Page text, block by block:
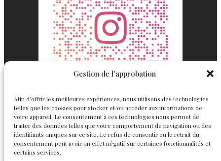
Gestion de l'approbation
Afin d’offrir les meilleures expériences, nous utilisons des technologies
telles que les cookies pour stocker et/ou accéder aux informations de
votre appareil. Le consentement à ces technologies nous permet de
traiter des données telles que votre comportement de navigation ou des
identifiants uniques sur ce site. Le refus de consentir ou le retrait du
consentement peut avoir un effet négatif sur certaines fonctionnalités et
certains services.Englemond